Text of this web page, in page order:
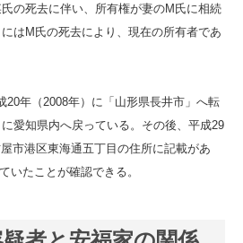
の死去に伴い、所有権が妻のM氏に相続
はM氏の死去により、現在の所有者であ
20年（2008年）に「山形県長井市」へ転
愛知県内へ戻っている。その後、平成29
市港区東海通五丁目の住所に記載があ
いたことが確認できる。